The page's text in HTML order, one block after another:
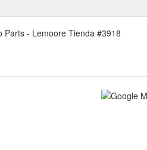
Parts - Lemoore Tienda #3918